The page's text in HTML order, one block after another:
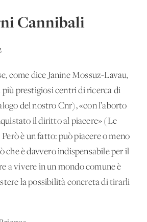
Cannibali
come dice Janine Mossuz-Lavau,
prestigiosi centri di ricerca di
del nostro Cnr), «con l’aborto
il diritto al piacere» (Le
è un fatto: può piacere o meno
che è davvero indispensabile per il
a vivere in un mondo comune è
la possibilità concreta di tirarli